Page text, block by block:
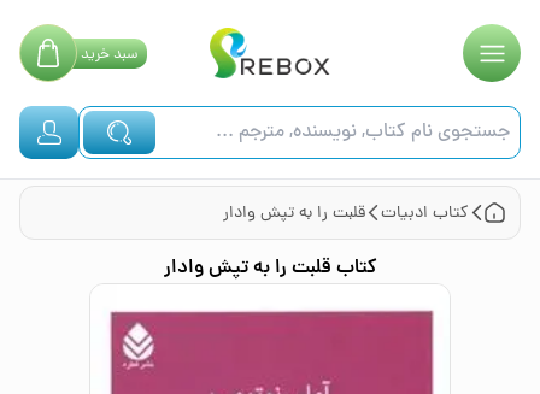
سبدخرید
کتاب ادبیات قلبت را به تپش وادار
کتاب قلبت را به تپش وادار